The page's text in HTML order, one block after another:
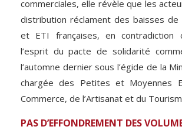
commerciales, elle révèle que les
distribution réclament des baisses de
et ETI françaises, en contradiction
l’esprit du pacte de solidarité
l’automne dernier sous l’égide de la
chargée des Petites et Moyennes
Commerce, de l’Artisanat et du
PAS D’EFFONDREMENT DES